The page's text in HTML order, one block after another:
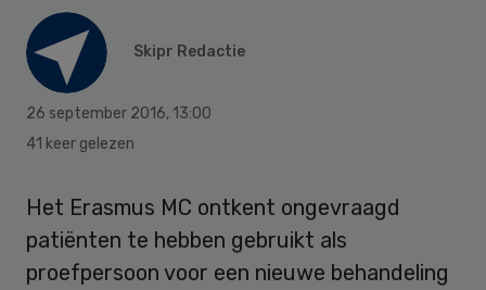
Skipr Redactie
26 september 2016, 13:00
41 keer gelezen
Het Erasmus MC ontkent ongevraagd
patiënten te hebben gebruikt als
proefpersoon voor een nieuwe behandeling